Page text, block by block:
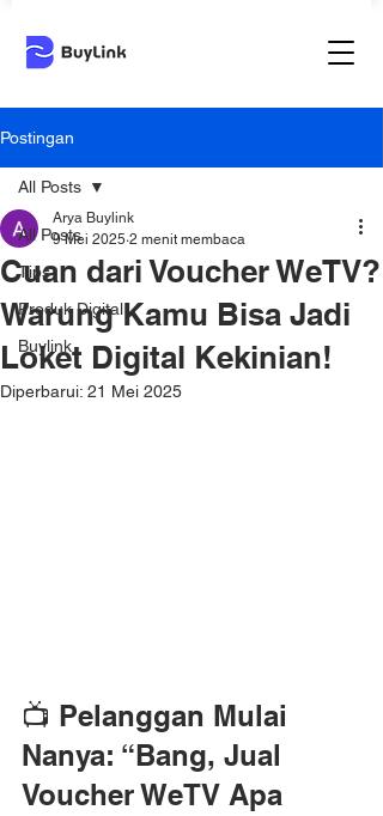
Postingan
All Posts
Tips
Produk Digital
Buylink
All Posts
Cuan dari Voucher WeTV?
Warung Kamu Bisa Jadi
Loket Digital Kekinian!
Arya Buylink
9 Mei 2025 2 menit membaca
Diperbarui: 21 Mei 2025
📺 Pelanggan Mulai
Nanya: “Bang, Jual
Voucher WeTV Apa